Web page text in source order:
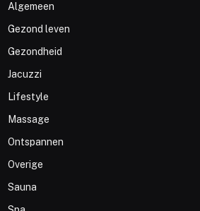
Algemeen
Gezond leven
Gezondheid
Jacuzzi
Lifestyle
Massage
Ontspannen
Overige
Sauna